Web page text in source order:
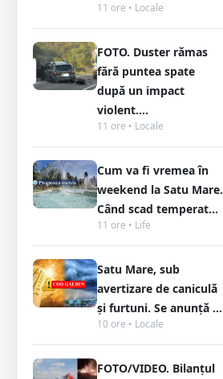
11 ore • Locale
FOTO. Duster rămas
fără puntea spate
după un impact
violent....
11 ore • Locale
Cum va fi vremea în
weekend la Satu Mare.
Când scad temperat...
11 ore • Life
Satu Mare, sub
avertizare de caniculă
și furtuni. Se anunță ...
10 ore • Locale
FOTO/VIDEO. Bilanțul